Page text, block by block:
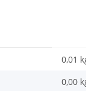
0,01
0,00